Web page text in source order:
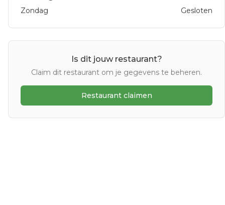
Zondag
Gesloten
Is dit jouw restaurant?
Claim dit restaurant om je gegevens te beheren.
Restaurant claimen